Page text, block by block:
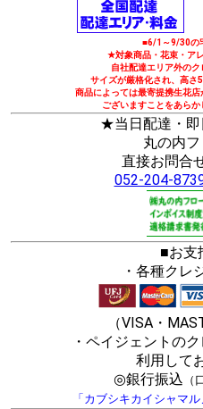
■6/1～9/30の
★対象商品・花束・ア
自社配達エリア外の
サイズが厳格化され、高さ
商品によっては最寄提携生花
ございますことをあら
★当日配達・即
丸の内
直接お問合
052-204-
■お支
・各種クレ
（VISA・
・ペイジェントの
利用して
◎銀行振込 （
「カブシキカイシャマ